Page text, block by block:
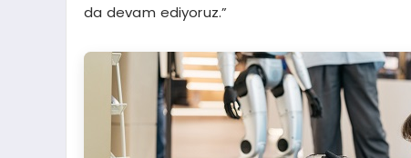
da devam ediyoruz.”